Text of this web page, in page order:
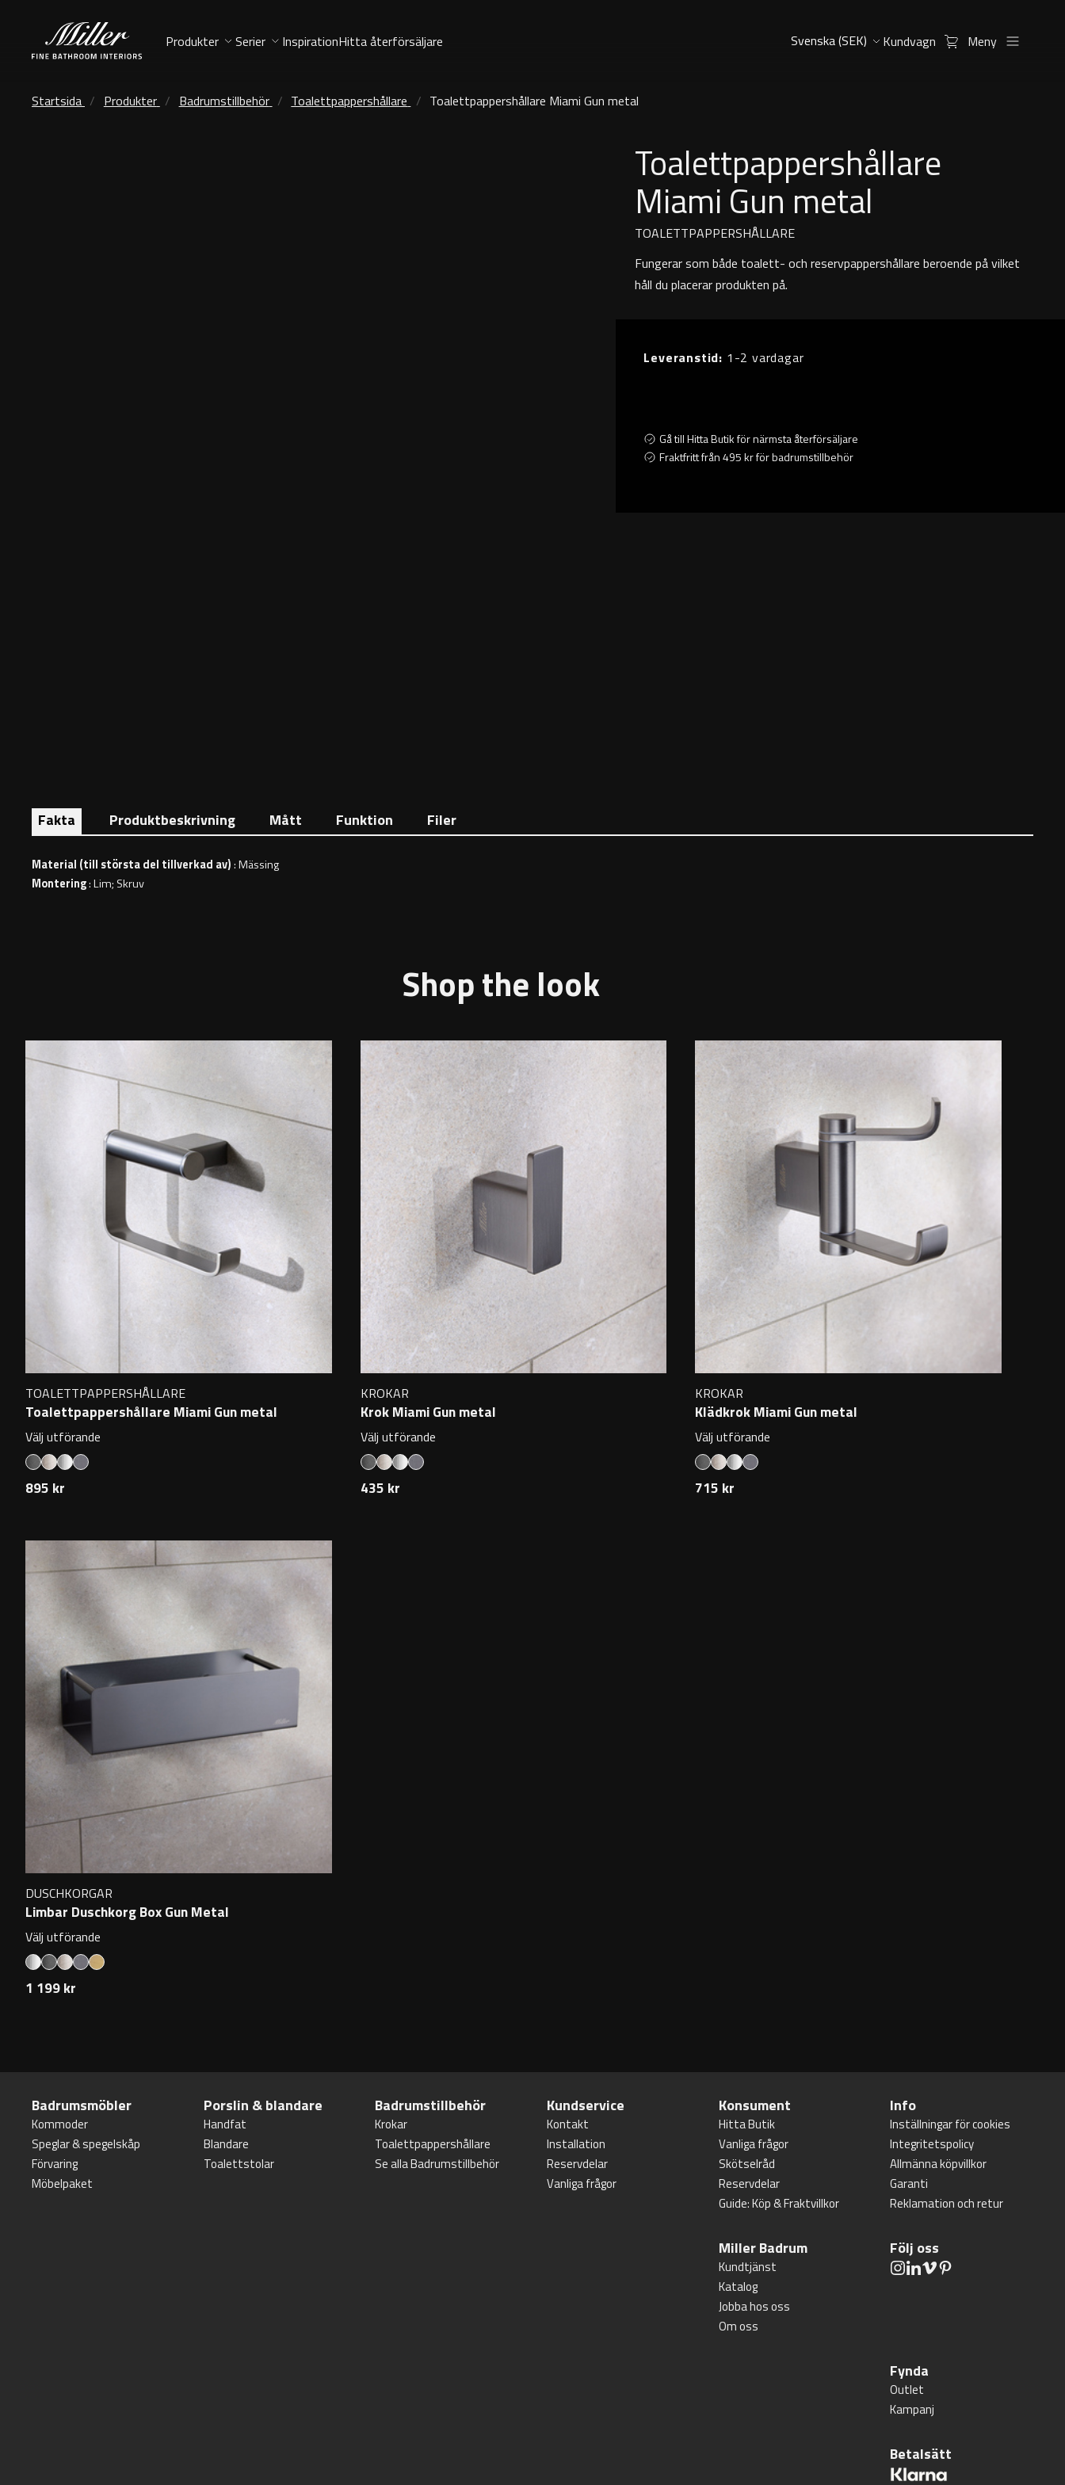
Produkter Serier InspirationHitta återförsäljare Kundvagn Meny
Startsida Produkter Badrumstillbehör Toalettpappershållare Toalettpappershållare Miami Gun metal
Toalettpappershållare
Miami Gun metal
TOALETTPAPPERSHÅLLARE
Fungerar som både toalett- och reservpappershållare beroende på vilket
håll du placerar produkten på.
Leveranstid: 1-2 vardagar
Gå till Hitta Butik för närmsta återförsäljare
Fraktfritt från 495 kr för badrumstillbehör
Fakta Produktbeskrivning Mått Funktion Filer
Material (till största del tillverkad av): Mässing
Montering: Lim; Skruv
Shop the look
TOALETTPAPPERSHÅLLARE
Toalettpappershållare Miami Gun metal
Välj utförande
895 kr
KROKAR
Krok Miami Gun metal
Välj utförande
435 kr
KROKAR
Klädkrok Miami Gun metal
Välj utförande
715 kr
DUSCHKORGAR
Limbar Duschkorg Box Gun Metal
Välj utförande
1 199 kr
Badrumsmöbler
Kommoder
Speglar & spegelskåp
Förvaring
Möbelpaket
Porslin & blandare
Handfat
Blandare
Toalettstolar
Badrumstillbehör
Krokar
Toalettpappershållare
Se alla Badrumstillbehör
Kundservice
Kontakt
Installation
Reservdelar
Vanliga frågor
Konsument
Hitta Butik
Vanliga frågor
Skötselråd
Reservdelar
Guide: Köp & Fraktvillkor
Info
Inställningar för cookies
Integritetspolicy
Allmänna köpvillkor
Garanti
Reklamation och retur
Miller Badrum
Kundtjänst
Katalog
Jobba hos oss
Om oss
Följ oss
Fynda
Outlet
Kampanj
Betalsätt